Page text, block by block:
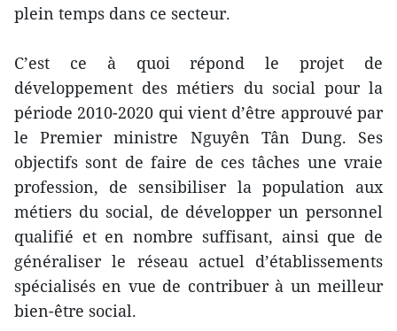
plein temps dans ce secteur.
C’est ce à quoi répond le projet de
développement des métiers du social pour la
période 2010-2020 qui vient d’être approuvé par
le Premier ministre Nguyên Tân Dung. Ses
objectifs sont de faire de ces tâches une vraie
profession, de sensibiliser la population aux
métiers du social, de développer un personnel
qualifié etennombre suffisant, ainsi que de
généraliser le réseau actuel d’établissements
spécialisés en vue de contribuer à un meilleur
bien-être social.